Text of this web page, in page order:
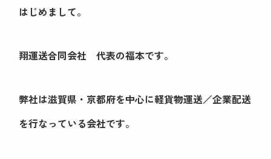
はじめまして。
翔運送合同会社 代表の福本です。
弊社は滋賀県・京都府を中心に軽貨物運送／企業配送
を行なっている会社です。